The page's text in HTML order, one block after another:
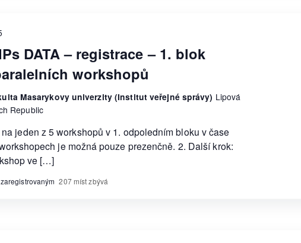
DATA – registrace – 1. blok
workshopů
Masarykovy univerzity (Institut veřejné správy) Lipová
Republic
jeden z 5 workshopů v 1. odpoledním bloku v čase
je možná pouze prezenčně. 2. Další krok:
ve […]
207 míst zbývá